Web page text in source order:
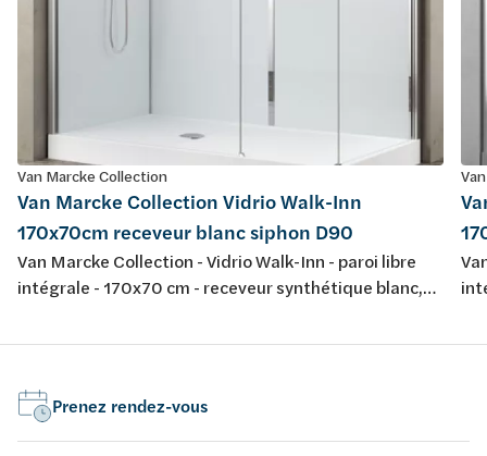
Van Marcke Collection
Van Marcke Collection Vidrio Walk-Inn
170x70cm receveur blanc siphon D90
Van Marcke Collection - Vidrio Walk-Inn - paroi libre
intégrale - 170x70 cm - receveur synthétique blanc,
5mm verre sécurité - parois transparant 6mm verre
mat - hauteur 195cm - showerpipe: mitigeur
thermostatique, douchette, pomme douche -
réversible
Prenez rendez-vous